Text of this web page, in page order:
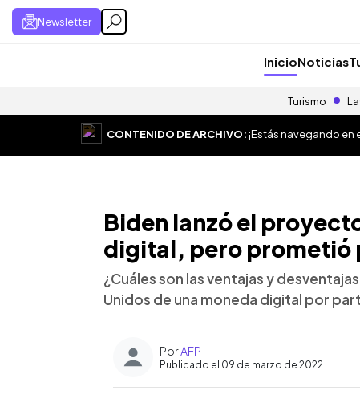
Newsletter
InicioNoticias
Turismo
CONTENIDO DE ARCHIVO:¡Estás navegando en
Biden lanzó el
digital, pero prometió
¿Cuáles son las ventajas y
Unidos de una moneda digital por
PorAFP
Publicado el 09 de marzo de 2022